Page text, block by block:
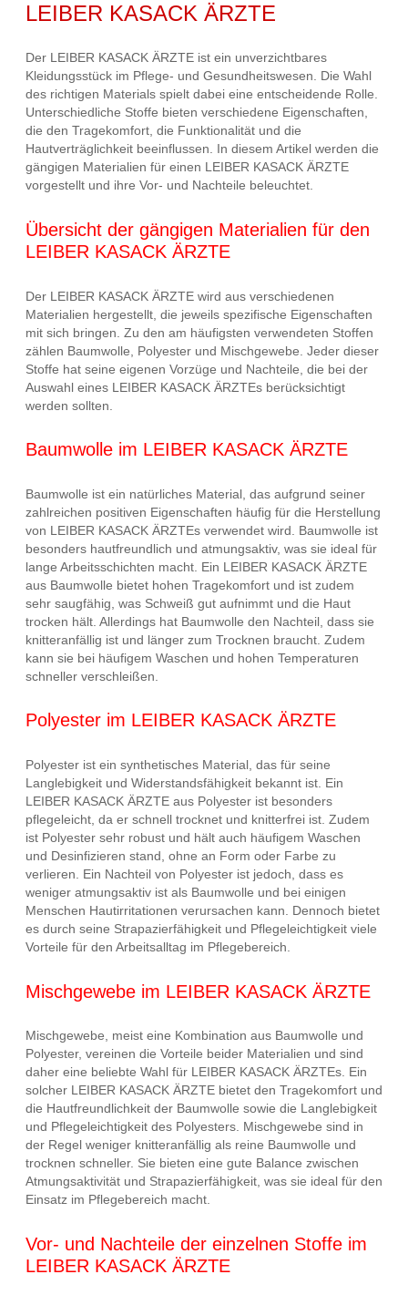
LEIBER KASACK ÄRZTE
Der LEIBER KASACK ÄRZTE ist ein unverzichtbares
Kleidungsstück im Pflege- und Gesundheitswesen. Die Wahl
des richtigen Materials spielt dabei eine entscheidende Rolle.
Unterschiedliche Stoffe bieten verschiedene Eigenschaften,
die den Tragekomfort, die Funktionalität und die
Hautverträglichkeit beeinflussen. In diesem Artikel werden die
gängigen Materialien für einen LEIBER KASACK ÄRZTE
vorgestellt und ihre Vor- und Nachteile beleuchtet.
Übersicht der gängigen Materialien für den
LEIBER KASACK ÄRZTE
Der LEIBER KASACK ÄRZTE wird aus verschiedenen
Materialien hergestellt, die jeweils spezifische Eigenschaften
mit sich bringen. Zu den am häufigsten verwendeten Stoffen
zählen Baumwolle, Polyester und Mischgewebe. Jeder dieser
Stoffe hat seine eigenen Vorzüge und Nachteile, die bei der
Auswahl eines LEIBER KASACK ÄRZTEs berücksichtigt
werden sollten.
Baumwolle im LEIBER KASACK ÄRZTE
Baumwolle ist ein natürliches Material, das aufgrund seiner
zahlreichen positiven Eigenschaften häufig für die Herstellung
von LEIBER KASACK ÄRZTEs verwendet wird. Baumwolle ist
besonders hautfreundlich und atmungsaktiv, was sie ideal für
lange Arbeitsschichten macht. Ein LEIBER KASACK ÄRZTE
aus Baumwolle bietet hohen Tragekomfort und ist zudem
sehr saugfähig, was Schweiß gut aufnimmt und die Haut
trocken hält. Allerdings hat Baumwolle den Nachteil, dass sie
knitteranfällig ist und länger zum Trocknen braucht. Zudem
kann sie bei häufigem Waschen und hohen Temperaturen
schneller verschleißen.
Polyester im LEIBER KASACK ÄRZTE
Polyester ist ein synthetisches Material, das für seine
Langlebigkeit und Widerstandsfähigkeit bekannt ist. Ein
LEIBER KASACK ÄRZTE aus Polyester ist besonders
pflegeleicht, da er schnell trocknet und knitterfrei ist. Zudem
ist Polyester sehr robust und hält auch häufigem Waschen
und Desinfizieren stand, ohne an Form oder Farbe zu
verlieren. Ein Nachteil von Polyester ist jedoch, dass es
weniger atmungsaktiv ist als Baumwolle und bei einigen
Menschen Hautirritationen verursachen kann. Dennoch bietet
es durch seine Strapazierfähigkeit und Pflegeleichtigkeit viele
Vorteile für den Arbeitsalltag im Pflegebereich.
Mischgewebe im LEIBER KASACK ÄRZTE
Mischgewebe, meist eine Kombination aus Baumwolle und
Polyester, vereinen die Vorteile beider Materialien und sind
daher eine beliebte Wahl für LEIBER KASACK ÄRZTEs. Ein
solcher LEIBER KASACK ÄRZTE bietet den Tragekomfort und
die Hautfreundlichkeit der Baumwolle sowie die Langlebigkeit
und Pflegeleichtigkeit des Polyesters. Mischgewebe sind in
der Regel weniger knitteranfällig als reine Baumwolle und
trocknen schneller. Sie bieten eine gute Balance zwischen
Atmungsaktivität und Strapazierfähigkeit, was sie ideal für den
Einsatz im Pflegebereich macht.
Vor- und Nachteile der einzelnen Stoffe im
LEIBER KASACK ÄRZTE